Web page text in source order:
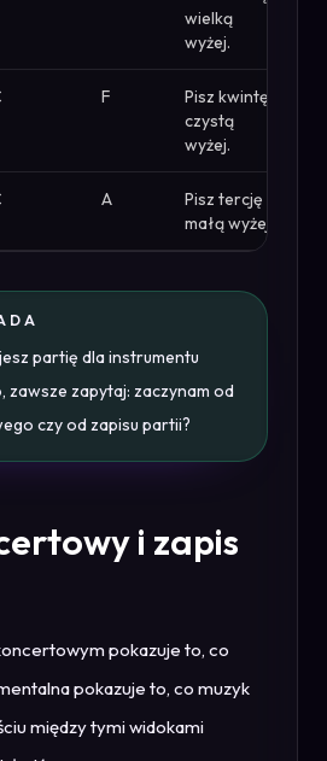
wielką
wyżej.
F
Pisz kwintę
czystą
wyżej.
A
Pisz tercję
małą wyżej.
partię dla instrumentu
zawsze zapytaj: zaczynam od
czy od zapisu partii?
i zapis
pokazuje to, co
pokazuje to, co muzyk
między tymi widokami